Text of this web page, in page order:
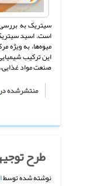
سیتریک به
است. اسید
میوه‌ها، به ویژه
صنعت مواد
منتشرشده
طرح
نوشته شده توسط